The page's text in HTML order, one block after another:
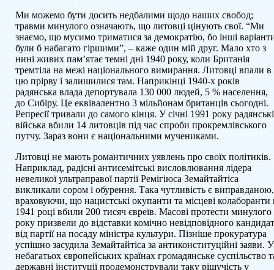
Ми можемо бути досить недбалими щодо наших свобод;
травми минулого означають, що литовці цінують свої. “Ми
знаємо, що мусимо триматися за демократію, бо інші
були б набагато гіршими”, – каже один мій друг. Мало хто з
нині живих пам’ятає темні дні 1940 року, коли Британія
тремтіла на межі національного вимирання. Литовці впали в
цю прірву і залишилися там. Наприкінці 1940-х років
радянська влада депортувала 130 000 людей, 5 % населення,
до Сибіру. Це еквівалентно 3 мільйонам британців сьогодні.
Репресії тривали до самого кінця. У січні 1991 року радянські
війська вбили 14 литовців під час спроби прокремлівського
путчу. Зараз вони є національними мучениками.
Литовці не мають романтичних уявлень про своїх політиків.
Наприклад, радісні антисемітські висловлювання лідера
невеликої ультраправої партії Ремігіюса Земайтайтіса
викликали сором і обурення. Така чутливість є виправданою,
враховуючи, що нацистські окупанти та місцеві колаборанти
1941 році вбили 200 тисяч євреїв. Масові протести минулого
року призвели до відставки комічно невідповідного
від партії на посаду міністра культури. Пізніше прокуратура
успішно засудила Земайтайтіса за антиконституційні заяви. У
небагатьох європейських країнах громадянське суспільство
державні інституції продемонстрували таку рішучість у